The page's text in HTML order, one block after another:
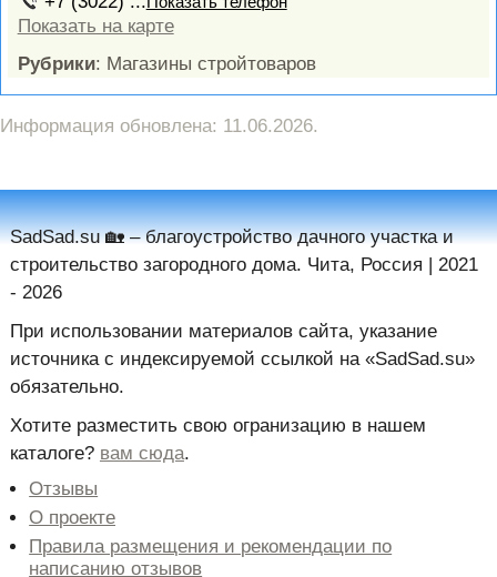
Показать на карте
Рубрики: Магазины стройтоваров
Информация обновлена: 11.06.2026.
SadSad.su 🏡️ – благоустройство дачного участка и
строительство загородного дома. Чита, Россия | 2021
- 2026
При использовании материалов сайта, указание
источника с индексируемой ссылкой на «SadSad.su»
обязательно.
Хотите разместить свою огранизацию в нашем
каталоге? вам сюда.
Отзывы